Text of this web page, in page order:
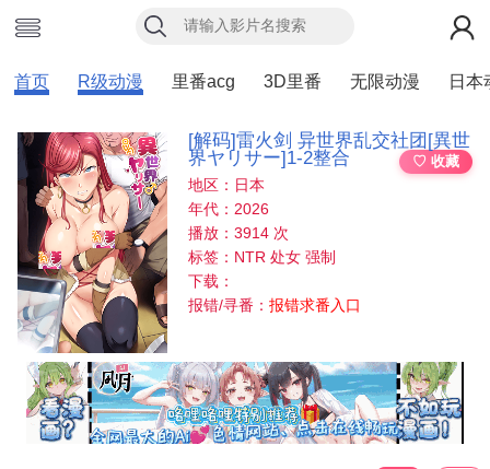
首页 R级动漫 里番acg 3D里番 无限动漫 日本
[解码]雷火剑 异世界乱交社团[異世
界ヤリサー]1-2整合
♡ 收藏
地区：日本
年代：2026
播放：3914 次
标签：NTR 处女 强制
下载：
报错/寻番：报错求番入口